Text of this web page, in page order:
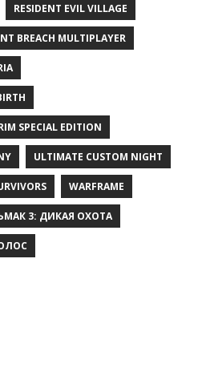
RESIDENT EVIL VILLAGE
BREACH MULTIPLAYER
SPECIAL EDITION
ULTIMATE CUSTOM NIGHT
WARFRAME
3: ДИКАЯ ОХОТА